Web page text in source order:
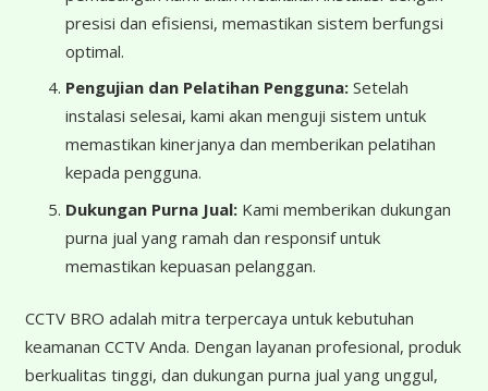
presisi dan efisiensi, memastikan sistem berfungsi
optimal.
Pengujian dan Pelatihan Pengguna: Setelah
instalasi selesai, kami akan menguji sistem untuk
memastikan kinerjanya dan memberikan pelatihan
kepada pengguna.
Dukungan Purna Jual: Kami memberikan dukungan
purna jual yang ramah dan responsif untuk
memastikan kepuasan pelanggan.
CCTV BRO adalah mitra terpercaya untuk kebutuhan
keamanan CCTV Anda. Dengan layanan profesional, produk
berkualitas tinggi, dan dukungan purna jual yang unggul,